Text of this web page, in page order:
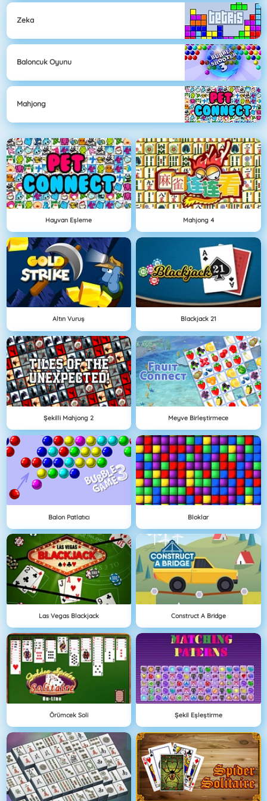
Zeka
Baloncuk Oyunu
Mahjong
Hayvan Eşleme Mahjong 4
Altın Vuruş Blackjack 21
Şekilli Mahjong 2 Meyve Birleştirmece
Balon Patlatıcı Bloklar
Las Vegas Blackjack Construct A Bridge
Örümcek Soli Şekil Eşleştirme